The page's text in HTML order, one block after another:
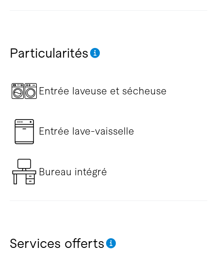
Particularités
Entrée laveuse et sécheuse
Entrée lave-vaisselle
Bureau intégré
Services offerts